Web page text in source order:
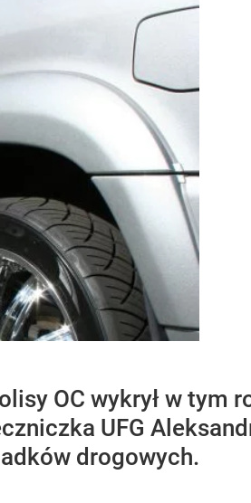
OC wykrył w tym
UFG
drogowych.